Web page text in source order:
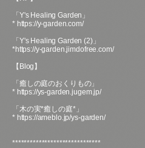
「Y's Healing Garden」
* https://y-garden.com/
「Y's Healing Garden (2)」
*https://y-garden.jimdofree.com/
【Blog】
「癒しの庭のおくりもの」
* https://ys-garden.jugem.jp/
「木の実*癒しの庭*」
* https://ameblo.jp/ys-garden/
******************************